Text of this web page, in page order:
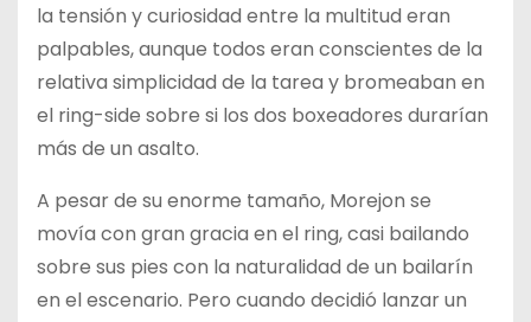
la tensión y curiosidad entre la multitud eran
palpables, aunque todos eran conscientes de la
relativa simplicidad de la tarea y bromeaban en
el ring-side sobre si los dos boxeadores durarían
más de un asalto.
A pesar de su enorme tamaño, Morejon se
movía con gran gracia en el ring, casi bailando
sobre sus pies con la naturalidad de un bailarín
en el escenario. Pero cuando decidió lanzar un